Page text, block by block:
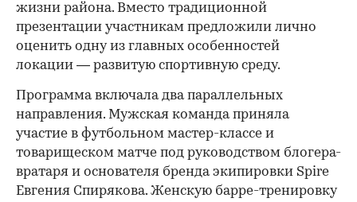
жизни района. Вместо традиционной
презентации участникам предложили лично
оценить одну из главных особенностей
локации — развитую спортивную среду.
Программа включала два параллельных
направления. Мужская команда приняла
участие в футбольном мастер-классе и
товарищеском матче под руководством блогера-
вратаря и основателя бренда экипировки Spire
Евгения Спирякова. Женскую барре-тренировку